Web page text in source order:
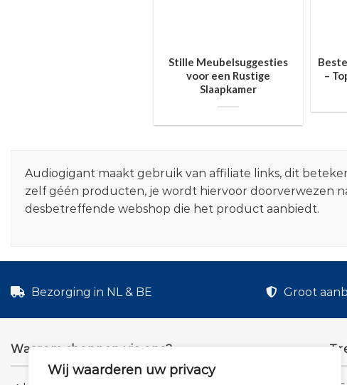
Wij waarderen uw privacy
Stille Meubelsuggesties
voor een Rustige
Slaapkamer
–
Audiogigant maakt gebruik van affiliate links, dit
zelf géén producten, je wordt hiervoor doorverwezen
desbetreffende webshop die het product aanbiedt.
Bezorging in NL & BE Groot
Waarom shoppen via ons?